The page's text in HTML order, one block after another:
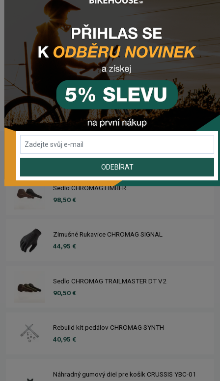
konkrétne 120 a 60 tpi.
Potřebujete poradit s výběrem vhodné
komponenty?
Zanechte námemail, zprávu na Facebookunebo
využijte náš
chat(zelené tlačítko vpravo dole).
WEBOVÁ STRÁNKA VÝROBCE
www.pirelli.com
NAPOSLEDY PŘIDANÉ PRODUKTY
Sedlo CHROMAG LIMBER
98,50 €
Zimušné Rukavice CHROMAG SIGNAL
44,95 €
Sedlo CHROMAG TRAILMASTER DT V2
90,50 €
Rebuild kit pedálov CHROMAG SYNTH
40,95 €
Náhradný gumový diel pre košík CRUSSIS YBC-01
ODEBÍRAT